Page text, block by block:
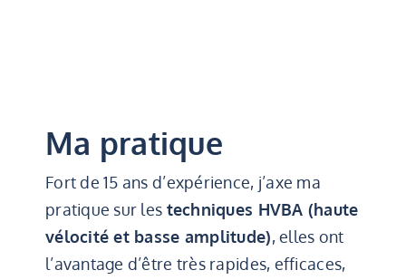
Ma pratique
Fort de 15 ans d’expérience, j’axe ma
pratique sur les techniques HVBA (haute
vélocité et basse amplitude), elles ont
l’avantage d’être très rapides, efficaces,